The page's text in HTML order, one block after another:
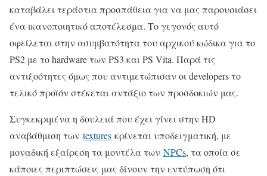
καταβάλει τεράστια προσπάθεια για να μας παρουσιάσει
ένα ικανοποιητικό αποτέλεσμα. Το γεγονός αυτό
οφείλεται στην ασυμβατότητα του αρχικού κώδικα για το
PS2 με το hardware των PS3 και PS Vita. Παρά τις
αντιξοότητες όμως που αντιμετώπισαν οι developers το
τελικό προϊόν στέκεται αντάξιο των προσδοκιών μας.
Συγκεκριμένα η δουλειά που έχει γίνει στην HD
αναβάθμιση των textures κρίνεται υποδειγματική, με
μοναδική εξαίρεση τα μοντέλα των NPCs, τα οποία σε
κάποιες περιπτώσεις μας δίνουν την εντύπωση ότι